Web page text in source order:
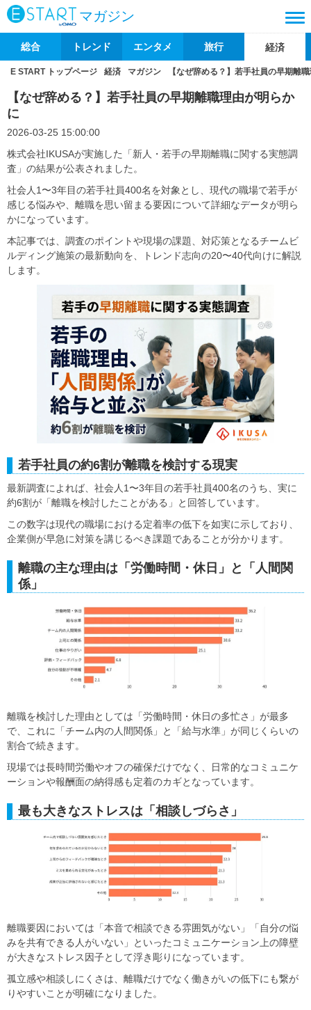
マガジン
総合 トレンド エンタメ 旅行 経済
E START トップページ 経済 マガジン 【なぜ辞める？】若手社員の早期離
【なぜ辞める？】若手社員の早期離職理由が明らか
に
2026-03-25 15:00:00
株式会社IKUSAが実施した「新人・若手の早期離職に関する実態調
査」の結果が公表されました。
社会人1〜3年目の若手社員400名を対象とし、現代の職場で若手が
感じる悩みや、離職を思い留まる要因について詳細なデータが明ら
かになっています。
本記事では、調査のポイントや現場の課題、対応策となるチームビ
ルディング施策の最新動向を、トレンド志向の20〜40代向けに解説
します。
若手社員の約6割が離職を検討する現実
最新調査によれば、社会人1〜3年目の若手社員400名のうち、実に
約6割が「離職を検討したことがある」と回答しています。
この数字は現代の職場における定着率の低下を如実に示しており、
企業側が早急に対策を講じるべき課題であることが分かります。
離職の主な理由は「労働時間・休日」と「人間関
係」
離職を検討した理由としては「労働時間・休日の多忙さ」が最多
で、これに「チーム内の人間関係」と「給与水準」が同じくらいの
割合で続きます。
現場では長時間労働やオフの確保だけでなく、日常的なコミュニケ
ーションや報酬面の納得感も定着のカギとなっています。
最も大きなストレスは「相談しづらさ」
離職要因においては「本音で相談できる雰囲気がない」「自分の悩
みを共有できる人がいない」といったコミュニケーション上の障壁
が大きなストレス因子として浮き彫りになっています。
孤立感や相談しにくさは、離職だけでなく働きがいの低下にも繋が
りやすいことが明確になりました。